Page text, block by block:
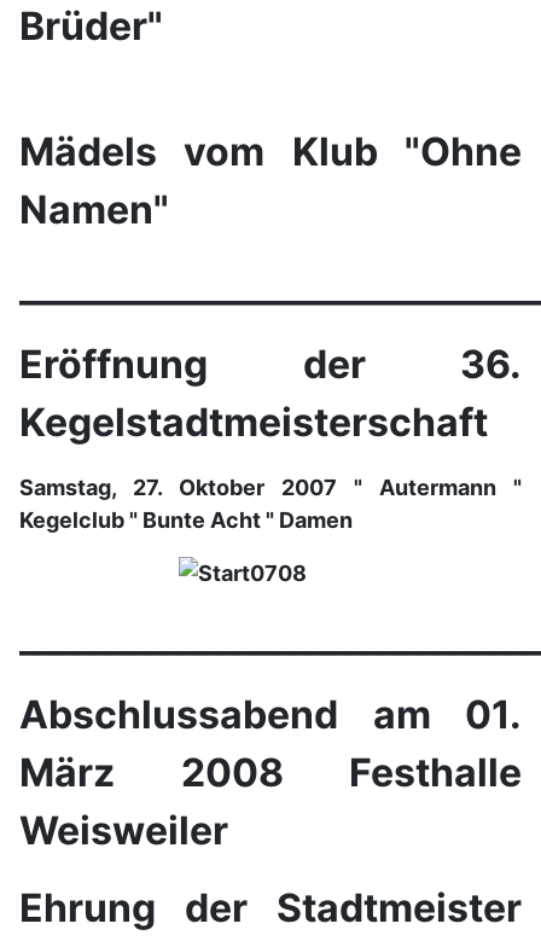
Brüder"
Mädels vom Klub "Ohne
Namen"
Eröffnung der 36.
Kegelstadtmeisterschaft
Samstag, 27. Oktober 2007 " Autermann "
Kegelclub " Bunte Acht " Damen
Abschlussabend am 01.
März 2008 Festhalle
Weisweiler
Ehrung der Stadtmeister